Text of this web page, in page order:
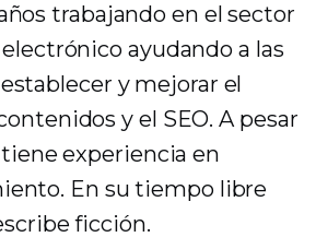
trabajando en el sector
ayudando a las
y mejorar el
y el SEO. A pesar
experiencia en
En su tiempo libre
ficción.